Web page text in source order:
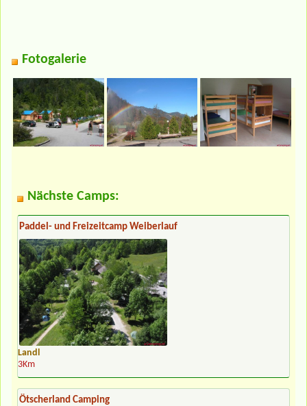
Fotogalerie
Nächste Camps:
Paddel- und Freizeitcamp Weiberlauf
Landl
3Km
Ötscherland Camping